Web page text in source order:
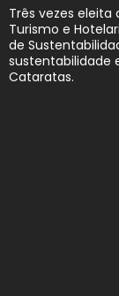
Três vezes
Turismo e
de
sustentabilidade
Cataratas.